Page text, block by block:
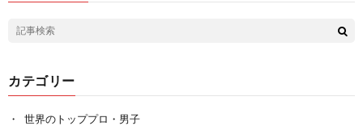
カテゴリー
世界のトッププロ・男子